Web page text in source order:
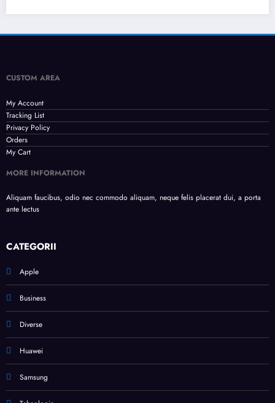
CUSTOM AREA
My Account
Tracking List
Privacy Policy
Orders
My Cart
MORE INFORMATION
Aliquam faucibus, odio nec commodo aliquam, neque felis placerat dui, a porta
ante lectus
CATEGORII
Apple
Business
Diverse
Huawei
Samsung